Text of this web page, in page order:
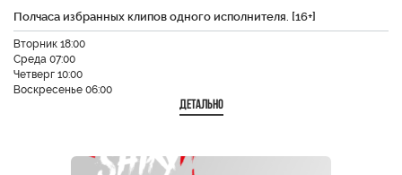
Полчаса избранных клипов одного исполнителя. [16+]
Вторник 18:00
Среда 07:00
Четверг 10:00
Воскресенье 06:00
Детально